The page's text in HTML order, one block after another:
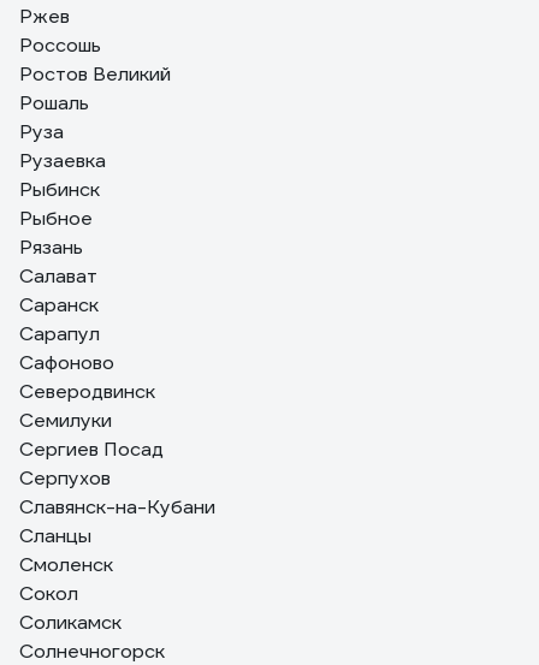
Ржев
Россошь
Ростов Великий
Рошаль
Руза
Рузаевка
Рыбинск
Рыбное
Рязань
Салават
Саранск
Сарапул
Сафоново
Северодвинск
Семилуки
Сергиев Посад
Серпухов
Славянск-на-Кубани
Сланцы
Смоленск
Сокол
Соликамск
Солнечногорск